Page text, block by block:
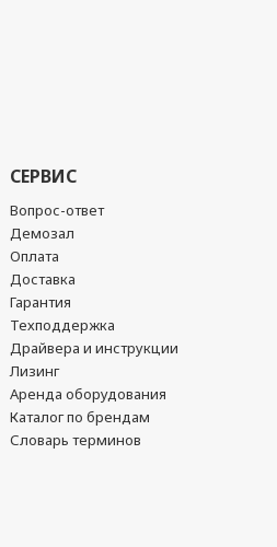
СЕРВИС
Вопрос-ответ
Демозал
Оплата
Доставка
Гарантия
Техподдержка
Драйвера и инструкции
Лизинг
Аренда оборудования
Каталог по брендам
Словарь терминов